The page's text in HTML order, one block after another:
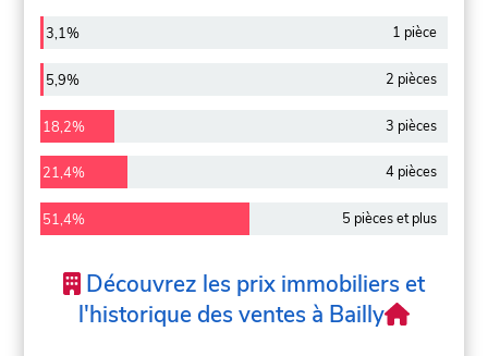
3,1% 1 pièce
5,9% 2 pièces
18,2% 3 pièces
21,4% 4 pièces
51,4% 5 pièces et plus
Découvrez les prix immobiliers et
l'historique des ventes à Bailly